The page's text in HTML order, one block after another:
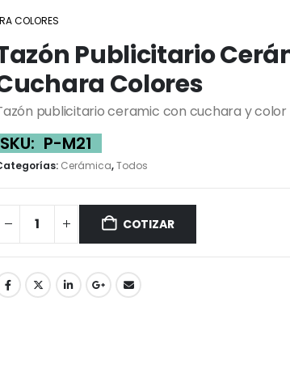
COLORES
Publicitario
Colores
publicitario ceramic con cuchara y
SKU: P-M21
Cerámica,Todos
COTIZAR